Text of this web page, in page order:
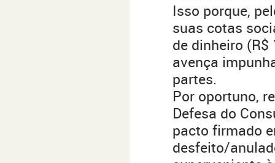
Isso porque,
suas cotas
de dinheiro
avença
partes.
Por oportuno,
Defesa do
pacto firmado
desfeito/